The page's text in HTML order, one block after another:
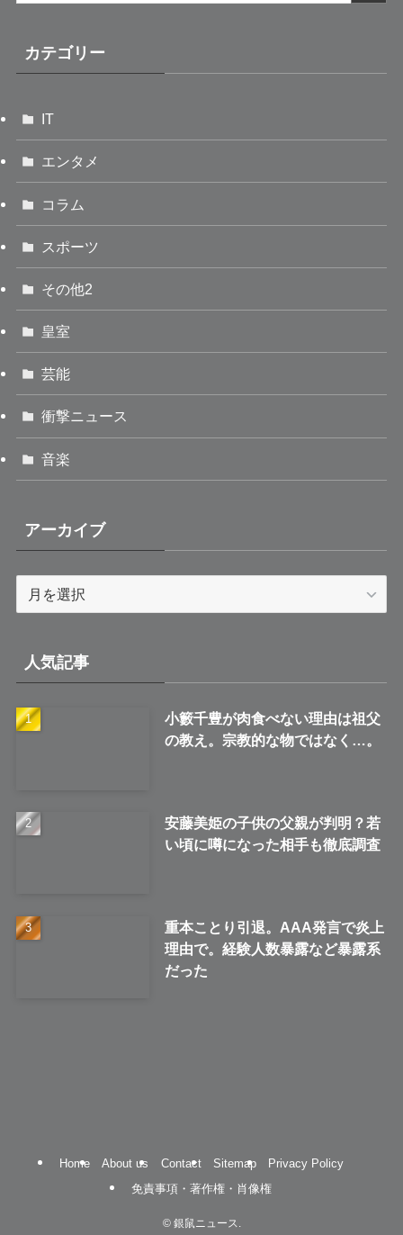
カテゴリー
IT
エンタメ
コラム
スポーツ
その他2
皇室
芸能
衝撃ニュース
音楽
アーカイブ
ブ
人気記事
小籔千豊が肉食べない理由は祖父
の教え。宗教的な物ではなく…。
安藤美姫の子供の父親が判明？若
い頃に噂になった相手も徹底調査
重本ことり引退。AAA発言で炎上
理由で。経験人数暴露など暴露系
だった
Home About us Contact Sitemap
Privacy Policy
免責事項・著作権・肖像権
©銀鼠ニュース.